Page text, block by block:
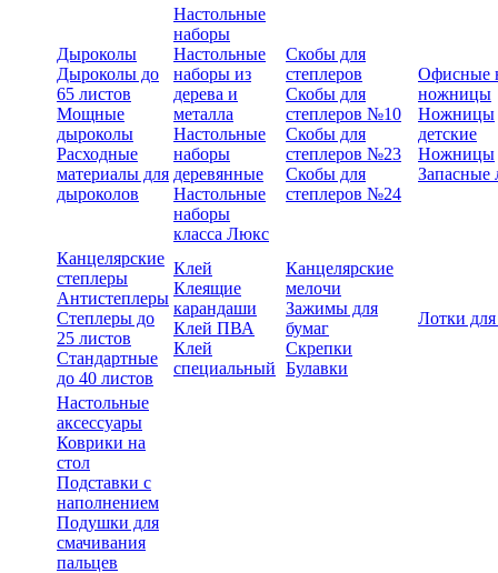
Дыроколы
Дыроколы до
65 листов
Мощные
дыроколы
Расходные
материалы для
дыроколов
Настольные
наборы
Настольные
наборы из
дерева и
металла
Настольные
наборы
деревянные
Настольные
наборы
класса Люкс
Скобы для
степлеров
Скобы для
степлеров №10
Скобы для
степлеров №23
Скобы для
степлеров №24
Офисные
ножницы
Ножницы
детские
Ножницы
Запасные
Канцелярские
степлеры
Антистеплеры
Степлеры до
25 листов
Стандартные
до 40 листов
Клей
Клеящие
карандаши
Клей ПВА
Клей
специальный
Канцелярские
мелочи
Зажимы для
бумаг
Скрепки
Булавки
Лотки
Настольные
аксессуары
Коврики на
стол
Подставки с
наполнением
Подушки для
смачивания
пальцев